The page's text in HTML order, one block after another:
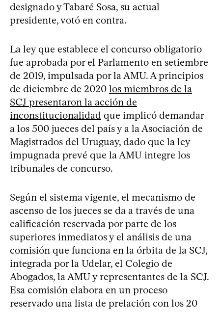
designado y Tabaré Sosa, su actual
presidente, votó en contra.
La ley que establece el concurso obligatorio
fue aprobada por el Parlamento en setiembre
de 2019, impulsada por la AMU. A principios
de diciembre de 2020 los miembros de la
SCJ presentaron la acción de
inconstitucionalidad que implicó demandar
a los 500 jueces del país y a la Asociación de
Magistrados del Uruguay, dado que la ley
impugnada prevé que la AMU integre los
tribunales de concurso.
Según el sistema vigente, el mecanismo de
ascenso de los jueces se da a través de una
calificación reservada por parte de los
superiores inmediatos y el análisis de una
comisión que funciona en la órbita de la SCJ,
integrada por la Udelar, el Colegio de
Abogados, la AMU y representantes de la SCJ.
Esa comisión elabora en un proceso
reservado una lista de prelación con los 20